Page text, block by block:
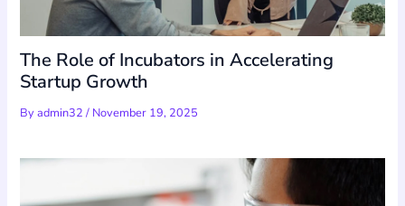
The Role of Incubators in Accelerating
Startup Growth
Byadmin32/ November 19, 2025